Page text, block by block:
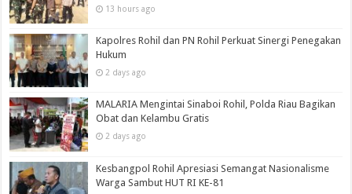
13 hours ago
Kapolres Rohil dan PN Rohil Perkuat Sinergi Penegakan
Hukum
2 days ago
MALARIA Mengintai Sinaboi Rohil, Polda Riau Bagikan
Obat dan Kelambu Gratis
2 days ago
Kesbangpol Rohil Apresiasi Semangat Nasionalisme
Warga Sambut HUT RI KE-81